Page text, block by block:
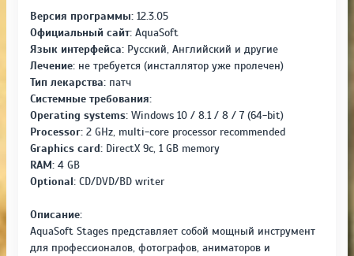
Версия программы: 12.3.05
Официальный сайт: AquaSoft
Язык интерфейса: Русский, Английский и другие
Лечение: не требуется (инсталлятор уже пролечен)
Тип лекарства: патч
Системные требования:
Operating systems: Windows 10 / 8.1 / 8 / 7 (64-bit)
Processor: 2 GHz, multi-core processor recommended
Graphics card: DirectX 9c, 1 GB memory
RAM: 4 GB
Optional: CD/DVD/BD writer
Описание:
AquaSoft Stages представляет собой мощный инструмент
для профессионалов, фотографов, аниматоров и